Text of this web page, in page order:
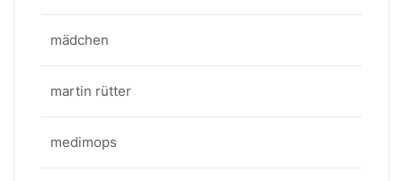
mädchen
martin rütter
medimops